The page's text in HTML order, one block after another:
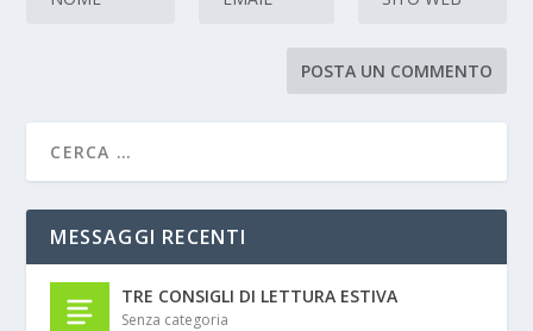
MESSAGGI RECENTI
TRE CONSIGLI DI LETTURA ESTIVA
Senza categoria